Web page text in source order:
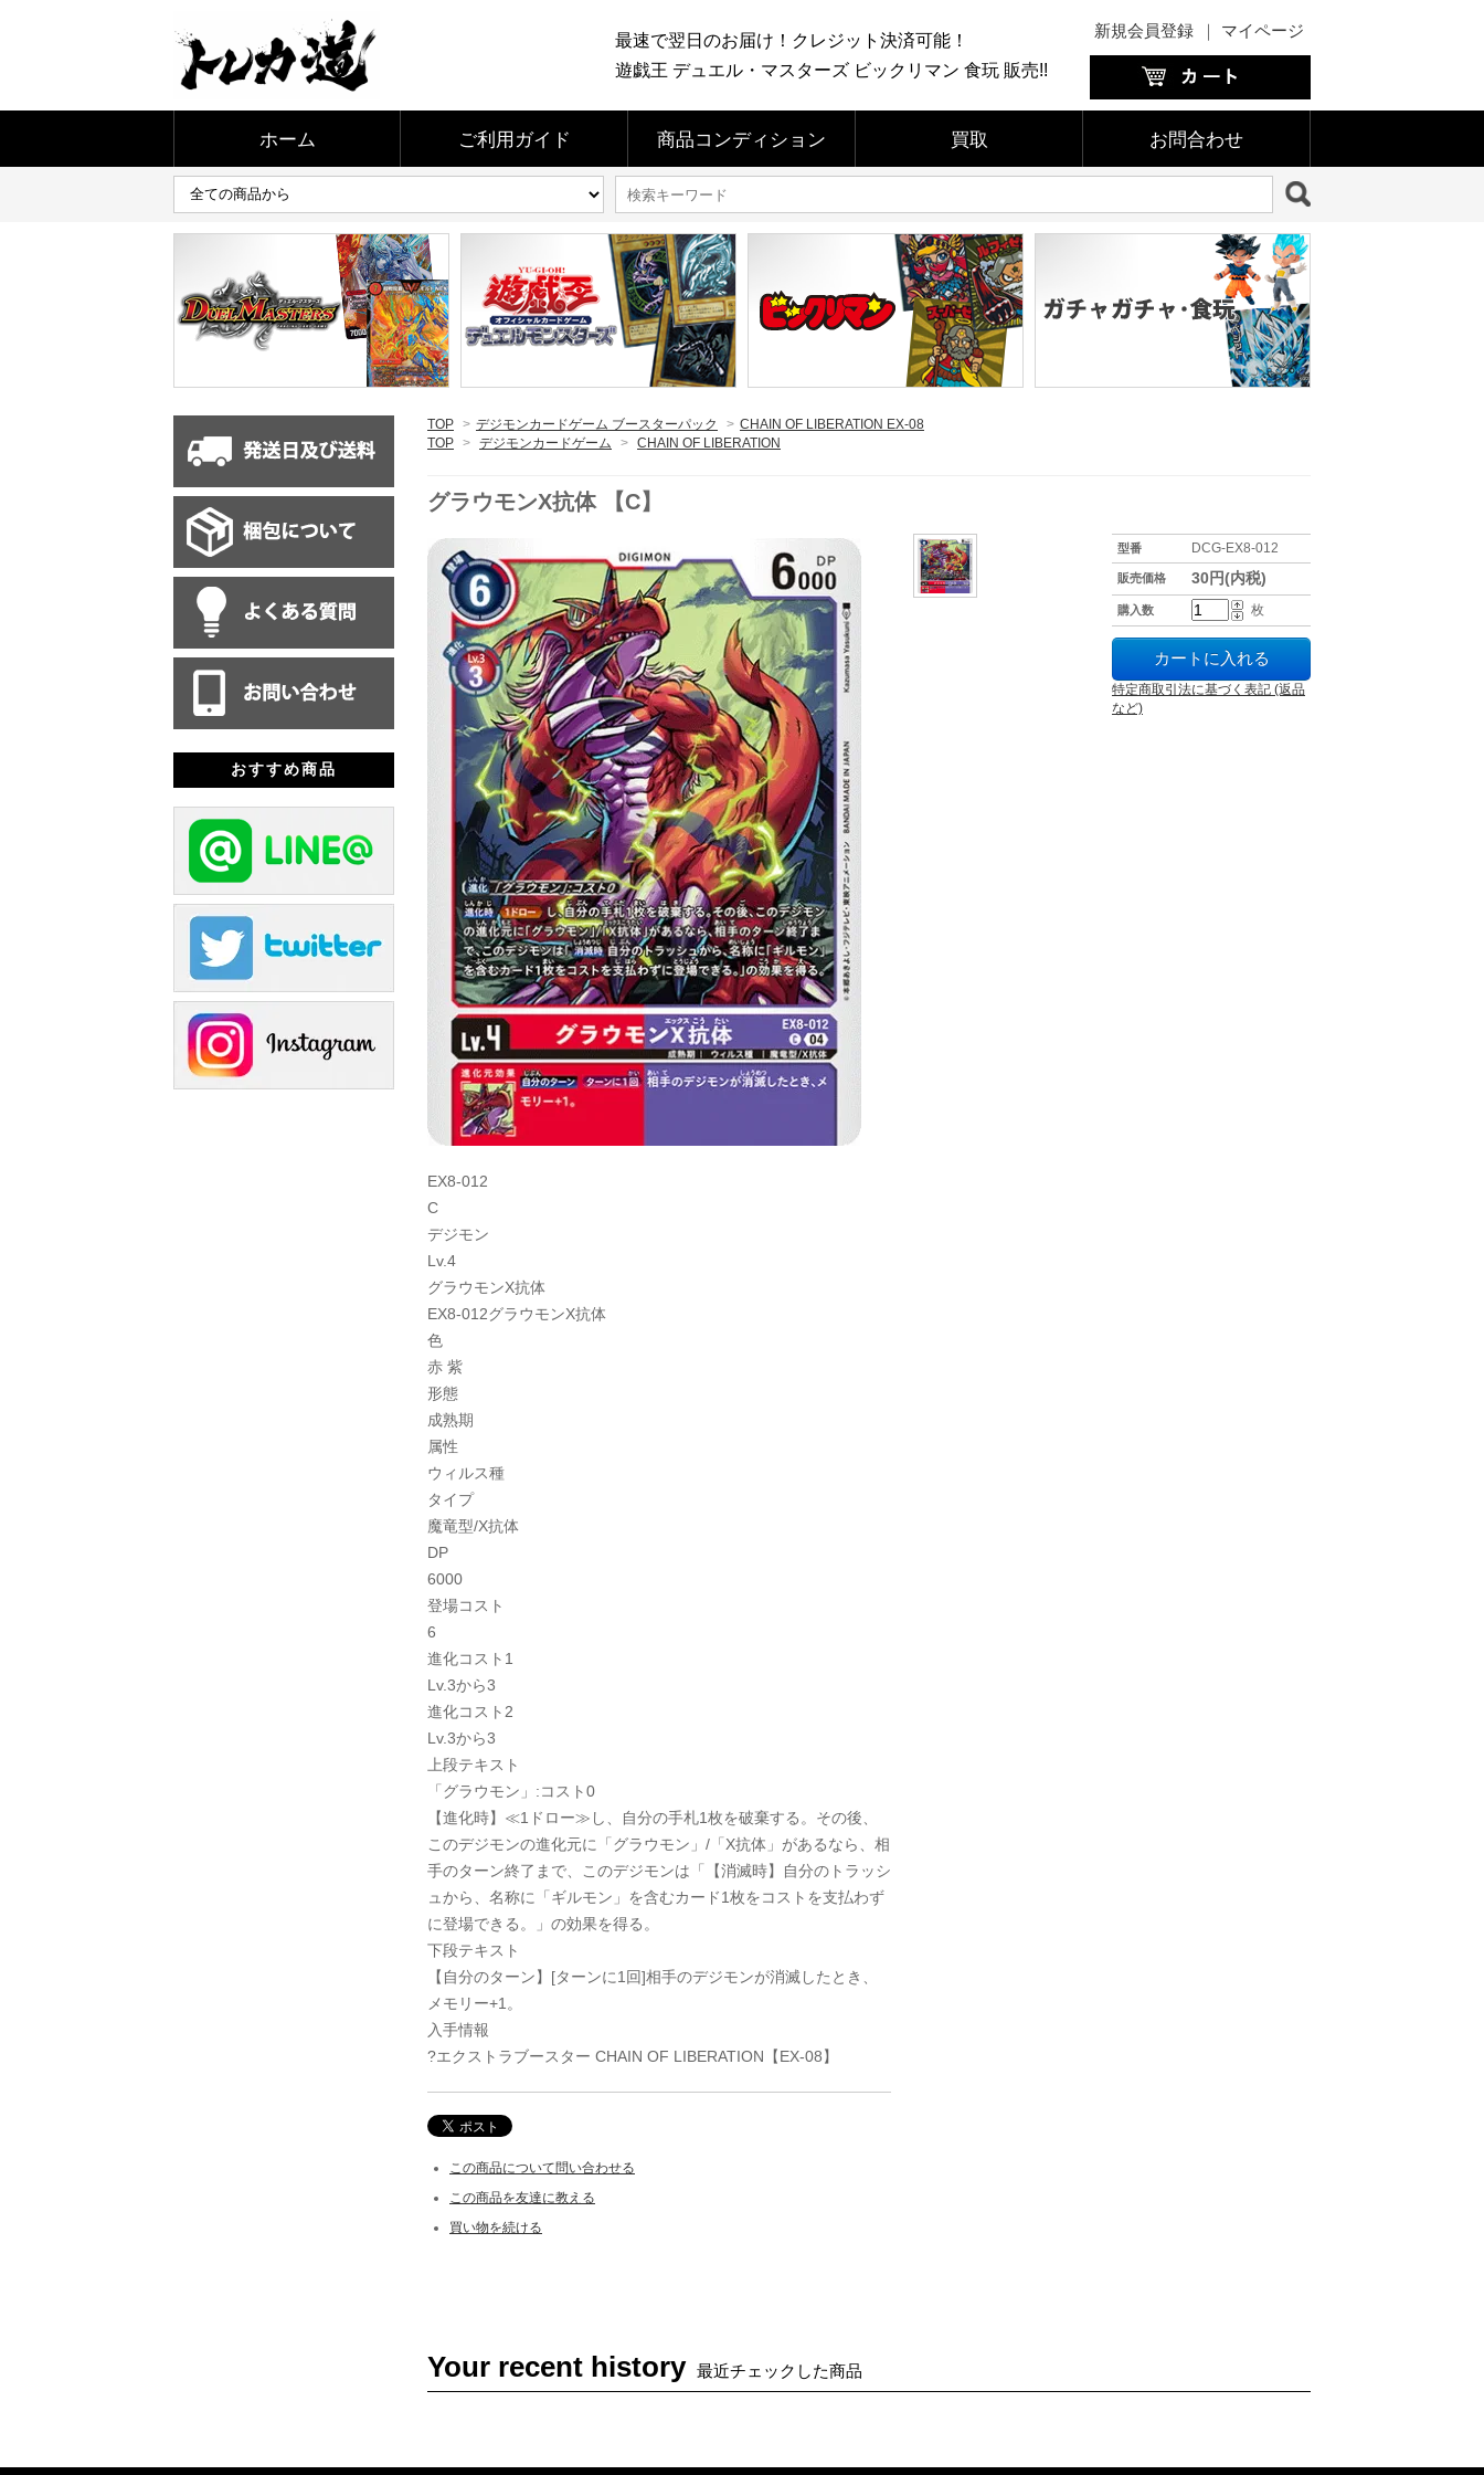
最速で翌日のお届け！クレジット決済可能！
遊戯王 デュエル・マスターズ ビックリマン 食玩 販売!!
新規会員登録 ｜ マイページ
ホーム ご利用ガイド 商品コンディション 買取 お問合わせ
TOP > デジモンカードゲーム ブースターパック > CHAIN OF LIBERATION EX-08
TOP > デジモンカードゲーム > CHAIN OF LIBERATION
グラウモンX抗体 【C】
型番 DCG-EX8-012
販売価格 30円(内税)
購入数 枚
特定商取引法に基づく表記 (返品
など)
EX8-012
C
デジモン
Lv.4
グラウモンX抗体
EX8-012グラウモンX抗体
色
赤 紫
形態
成熟期
属性
ウィルス種
タイプ
魔竜型/X抗体
DP
6000
登場コスト
6
進化コスト1
Lv.3から3
進化コスト2
Lv.3から3
上段テキスト
「グラウモン」:コスト0
【進化時】≪1ドロー≫し、自分の手札1枚を破棄する。その後、
このデジモンの進化元に「グラウモン」/「X抗体」があるなら、相
手のターン終了まで、このデジモンは「【消滅時】自分のトラッシ
ュから、名称に「ギルモン」を含むカード1枚をコストを支払わず
に登場できる。」の効果を得る。
下段テキスト
【自分のターン】[ターンに1回]相手のデジモンが消滅したとき、
メモリー+1。
入手情報
?エクストラブースター CHAIN OF LIBERATION【EX-08】
この商品について問い合わせる
この商品を友達に教える
買い物を続ける
Your recent history 最近チェックした商品
おすすめ商品